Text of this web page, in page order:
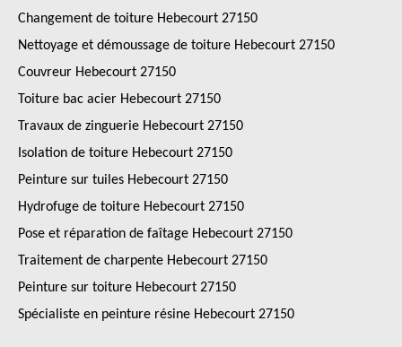
Changement de toiture Hebecourt 27150
Nettoyage et démoussage de toiture Hebecourt 27150
Couvreur Hebecourt 27150
Toiture bac acier Hebecourt 27150
Travaux de zinguerie Hebecourt 27150
Isolation de toiture Hebecourt 27150
Peinture sur tuiles Hebecourt 27150
Hydrofuge de toiture Hebecourt 27150
Pose et réparation de faîtage Hebecourt 27150
Traitement de charpente Hebecourt 27150
Peinture sur toiture Hebecourt 27150
Spécialiste en peinture résine Hebecourt 27150